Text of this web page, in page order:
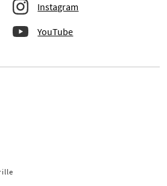
Instagram
YouTube